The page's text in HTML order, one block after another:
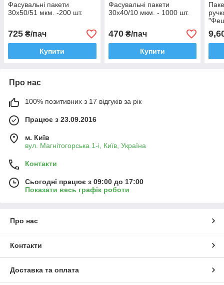
Фасувальні пакети
30х50/51 мкм. -200 шт.
725 ₴/пач
Купити
Фасувальні пакети
30x40/10 мкм. - 1000 шт.
470₴/пач
Купити
Про нас
100% позитивних з 17 відгуків за рік
Працює з 23.09.2016
м. Київ
вул. Магнітогорська 1-і, Київ, Україна
Контакти
Сьогодні працює з 09:00 до 17:00
Показати весь графік роботи
Про нас
Контакти
Доставка та оплата